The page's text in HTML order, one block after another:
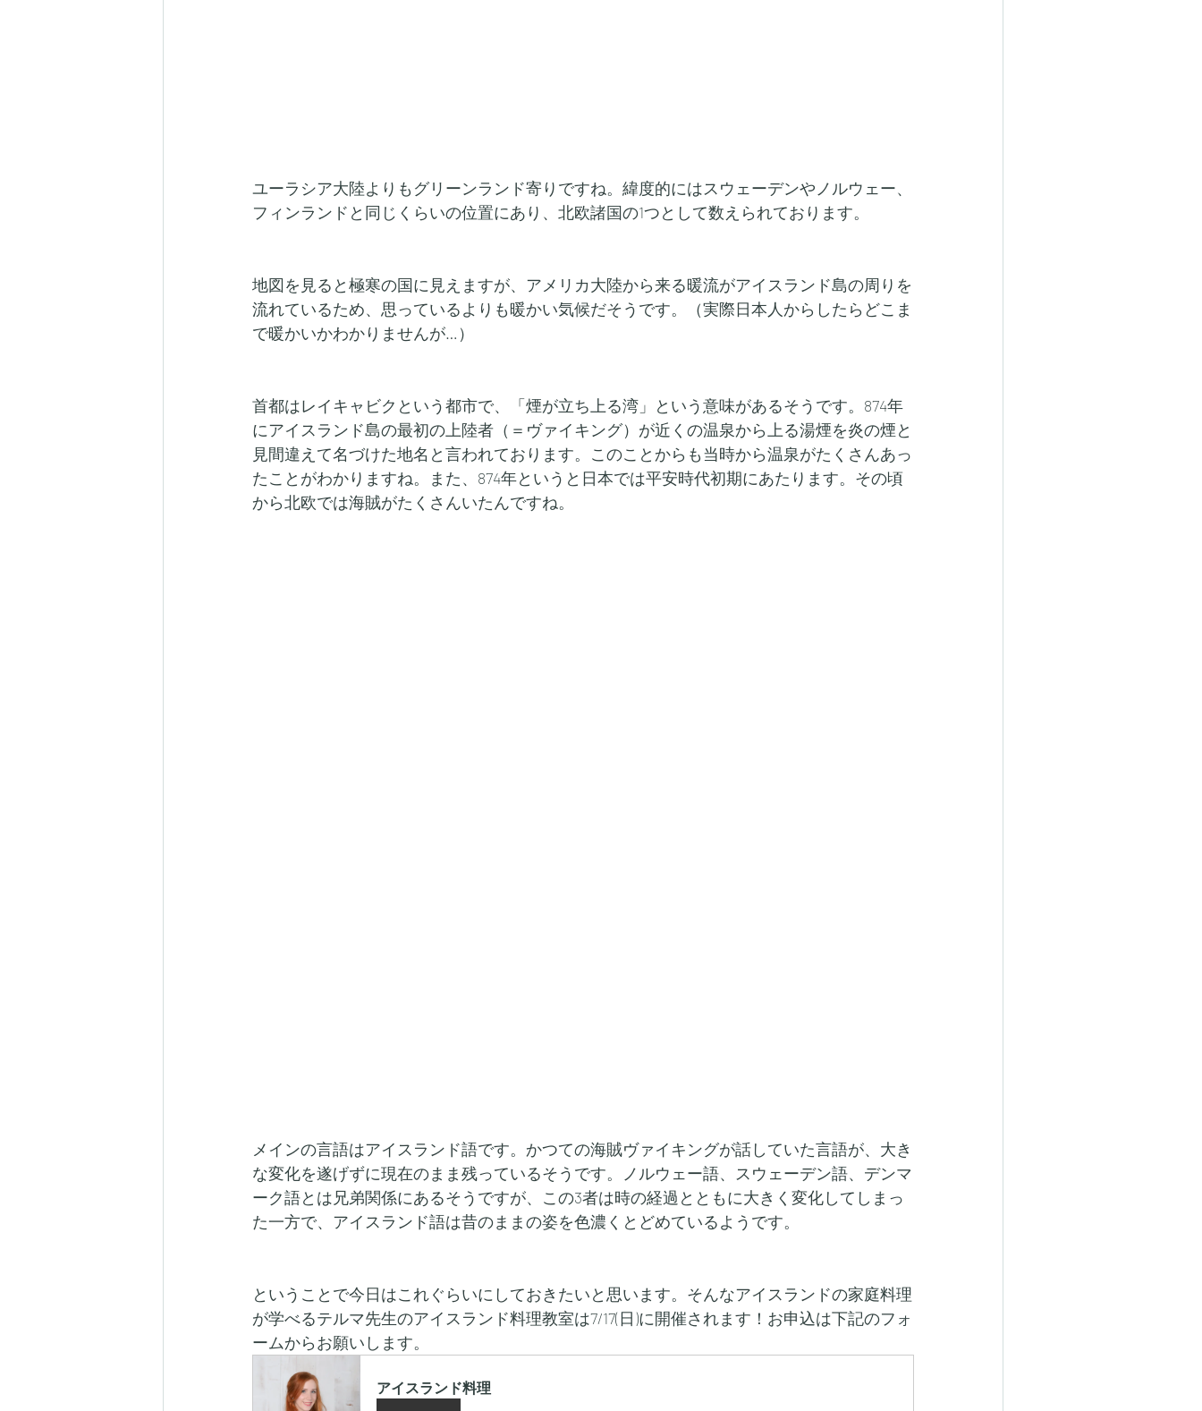
ユーラシア大陸よりもグリーンランド寄りですね。緯度的にはスウェーデンやノルウェー、
フィンランドと同じくらいの位置にあり、北欧諸国の1つとして数えられております。
地図を見ると極寒の国に見えますが、アメリカ大陸から来る暖流がアイスランド島の周りを
流れているため、思っているよりも暖かい気候だそうです。（実際日本人からしたらどこま
で暖かいかわかりませんが…）
首都はレイキャビクという都市で、「煙が立ち上る湾」という意味があるそうです。874年
にアイスランド島の最初の上陸者（＝ヴァイキング）が近くの温泉から上る湯煙を炎の煙と
見間違えて名づけた地名と言われております。このことからも当時から温泉がたくさんあっ
たことがわかりますね。また、874年というと日本では平安時代初期にあたります。その頃
から北欧では海賊がたくさんいたんですね。
メインの言語はアイスランド語です。かつての海賊ヴァイキングが話していた言語が、大き
な変化を遂げずに現在のまま残っているそうです。ノルウェー語、スウェーデン語、デンマ
ーク語とは兄弟関係にあるそうですが、この3者は時の経過とともに大きく変化してしまっ
た一方で、アイスランド語は昔のままの姿を色濃くとどめているようです。
ということで今日はこれぐらいにしておきたいと思います。そんなアイスランドの家庭料理
が学べるテルマ先生のアイスランド料理教室は7/17(日)に開催されます！お申込は下記のフォ
ームからお願いします。
アイスランド料理